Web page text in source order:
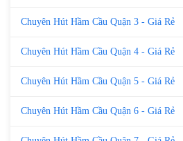
Chuyên Hút Hầm Cầu Quận 3 - Giá Rẻ
Chuyên Hút Hầm Cầu Quận 4 - Giá Rẻ
Chuyên Hút Hầm Cầu Quận 5 - Giá Rẻ
Chuyên Hút Hầm Cầu Quận 6 - Giá Rẻ